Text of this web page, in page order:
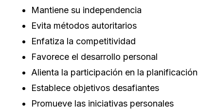
Mantiene su independencia
Evita métodos autoritarios
Enfatiza la competitividad
Favorece el desarrollo personal
Alienta la participación en la planificación
Establece objetivos desafiantes
Promueve las iniciativas personales